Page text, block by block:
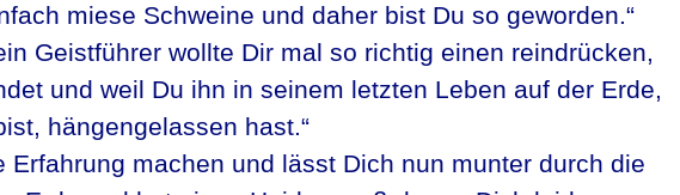
miese Schweine und daher bist Du so geworden.“
Geistführer wollte Dir mal so richtig einen reindrücken,
und weil Du ihn in seinem letzten Leben auf der Erde,
hängengelassen hast.“
Erfahrung machen und lässt Dich nun munter durch die